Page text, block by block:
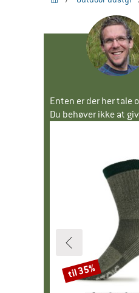
Enten er der her tale
Du behøver ikke at
Rabat
til 35%